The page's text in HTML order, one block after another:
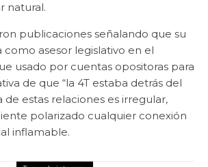
natural.
publicaciones señalando que su
asesor legislativo en el
usado por cuentas opositoras para
de que “la 4T estaba detrás del
de estas relaciones es irregular,
polarizado cualquier conexión
inflamable.